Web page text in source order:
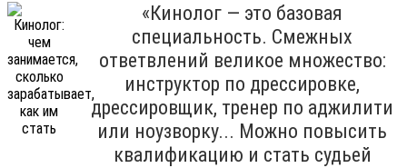
«Кинолог — это базовая
специальность. Смежных
ответвлений великое множество:
инструктор по дрессировке,
дрессировщик, тренер по аджилити
или ноузворку... Можно повысить
квалификацию и стать судьей